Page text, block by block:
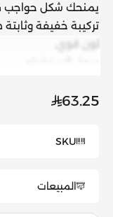
يمنحك شكل حواجب
تركيبة خفيفة وثابتة
لون قوي.
كيفية الاستخدام:
الحاجب وملء أي
63.25
SKU
المبيعات